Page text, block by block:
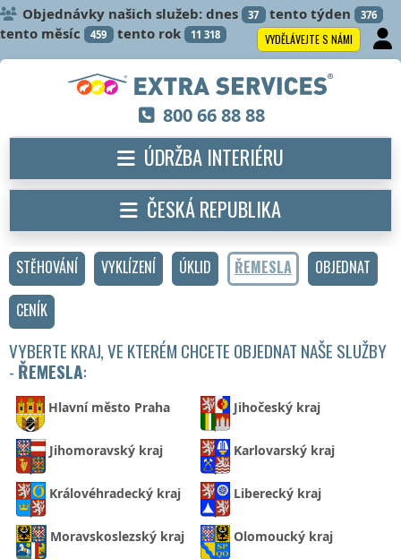
Objednávky našich služeb: dnes 37 tento týden 376
tento měsíc 459 tento rok 11 318 VYDĚLÁVEJTE S NÁMI
STĚHOVÁNÍ VYKLÍZENÍ ÚKLID ŘEMESLA
OBJEDNAT
CENÍK
VYBERTE KRAJ, VE KTERÉM CHCETE OBJEDNAT NAŠE SLUŽBY
- ŘEMESLA:
Hlavní město Praha Jihočeský kraj
Jihomoravský kraj Karlovarský kraj
Královéhradecký kraj Liberecký kraj
Moravskoslezský kraj Olomoucký kraj
800 66 88 88
ÚDRŽBA INTERIÉRU
ČESKÁ REPUBLIKA